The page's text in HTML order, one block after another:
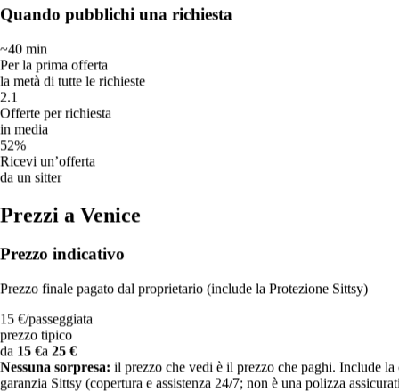
Dati Sittsy a Venice · Giugno 2026
Rapidità di risposta a Venice
Tempi di risposta e di offerta in tutta la rete Sittsy.
Quanto velocemente rispondono i sitter
Mediana ~5 min · 81% risponde entro 1 ora
46%
5–15 minuti
15–60 minuti
1–4 ore
4–24 ore
7%
Più di 24 ore
4%
Quando pubblichi una richiesta
~40 min
Per la prima offerta
la metà di tutte le richieste
2.1
Offerte per richiesta
in media
52%
Ricevi un’offerta
da un sitter
Prezzi a Venice
Prezzo indicativo
Prezzo finale pagato dal proprietario (include la Protezione Sittsy)
15 €/passeggiata
prezzo tipico
da 15 €a 25 €
Nessuna sorpresa: il prezzo che vedi è il prezzo che paghi. Include
garanzia Sittsy (copertura e assistenza 24/7; non è una polizza